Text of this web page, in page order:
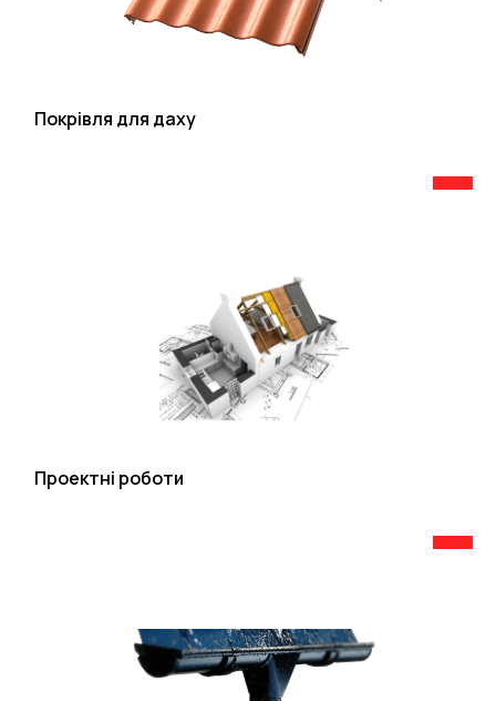
Покрівля для даху
Проектні роботи